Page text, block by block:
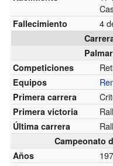
Fallecimiento 4
Competiciones
Equipos
Primera carrera
Primera victoria
Última carrera
Campeonato
Años